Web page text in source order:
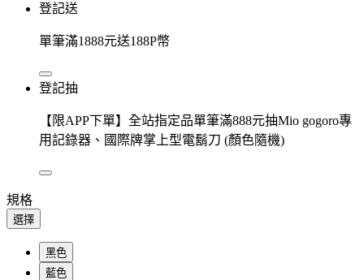
登記送
單筆滿1888元送188P幣
登記抽
【限APP下單】全站指定品單筆滿888元抽Mio gogoro專
用記錄器、國際牌掌上型電鬍刀 (顏色隨機)
規格
選擇
黑色
藍色